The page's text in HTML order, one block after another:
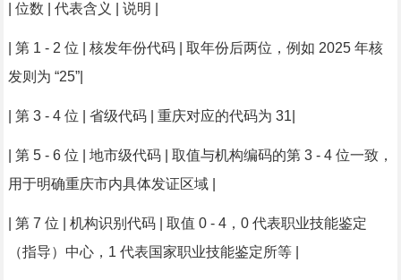
| 位数 | 代表含义 | 说明 |
| 第 1 - 2 位 | 核发年份代码 | 取年份后两位，例如 2025 年核
发则为 “25”|
| 第 3 - 4 位 | 省级代码 | 重庆对应的代码为 31|
| 第 5 - 6 位 | 地市级代码 | 取值与机构编码的第 3 - 4 位一致，
用于明确重庆市内具体发证区域 |
| 第 7 位 | 机构识别代码 | 取值 0 - 4，0 代表职业技能鉴定
（指导）中心，1 代表国家职业技能鉴定所等 |